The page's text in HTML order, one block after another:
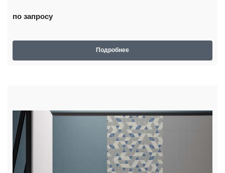
по запросу
Подробнее